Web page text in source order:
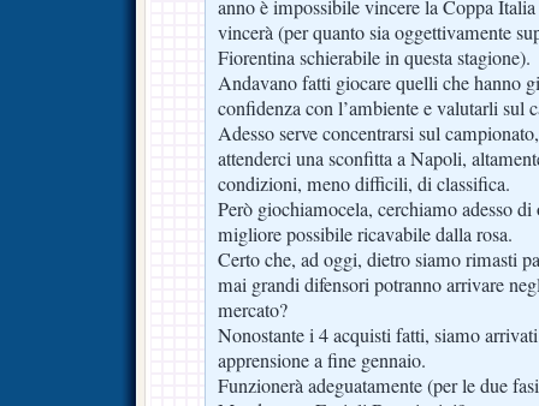
anno è impossibile vincere la Coppa
vincerà (per quanto sia oggettivamente
Fiorentina schierabile in questa stagione).
Andavano fatti giocare quelli che hanno
confidenza con l’ambiente e valutarli sul
Adesso serve concentrarsi sul
attenderci una sconfitta a Napoli,
condizioni, meno difficili, di classifica.
Però giochiamocela, cerchiamo adesso di
migliore possibile ricavabile dalla rosa.
Certo che, ad oggi, dietro siamo rimasti
mai grandi difensori potranno arrivare
mercato?
Nonostante i 4 acquisti fatti, siamo
apprensione a fine gennaio.
Funzionerà adeguatamente (per le due